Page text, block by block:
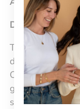
Diámetro del
Todos nuestros
de cambio
Ofrecemos
garantía por
se adjunta